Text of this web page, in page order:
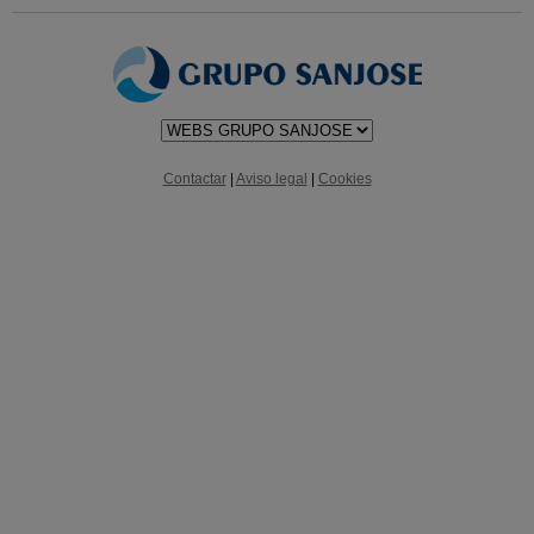
Contactar| Aviso legal Cookies